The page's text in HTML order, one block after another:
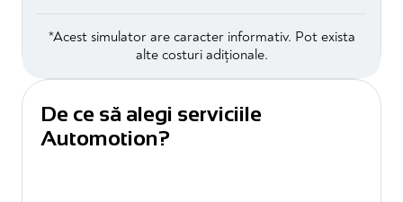
*Acest simulator are caracter informativ. Pot exista
alte costuri adiționale.
De ce să alegi serviciile
Automotion?